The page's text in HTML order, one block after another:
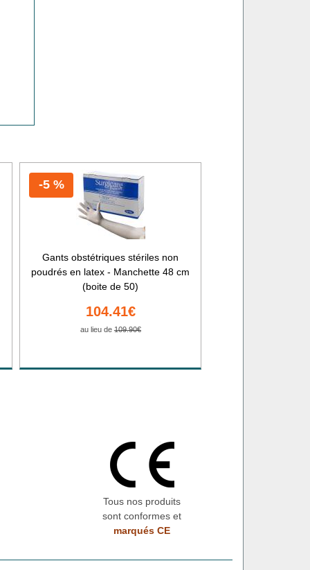
-5 %
Gants obstétriques stériles non
poudrés en latex - Manchette 48 cm
(boite de 50)
104.41€
au lieu de 109.90€
Tous nos produits
sont conformes et
marqués CE